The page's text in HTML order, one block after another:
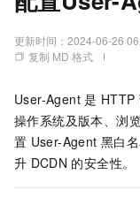
更新时间： 2024-06-26
复制 MD 格式
User-Agent 是 HTTP
操作系统及版本、浏
置 User-Agent 黑白
升 DCDN 的安全性。